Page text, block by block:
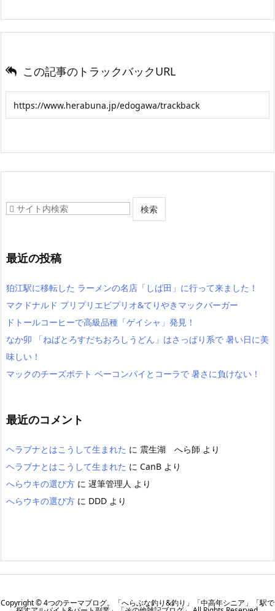
この記事のトラックバックURL
最近の投稿
狛江駅に移転した ラーメンの名店「しば田」に行って来ました！
マクドナルド プリプリエビプリオ&てりやきマックバーガー
ドトールコーヒーで高級品種「ゲイシャ」発見！
なか卯 「ねばとろすだちおろしうどん」はさっぱり系で 暑い日に美
味しい！
マックのチーズポテト ベーコンパイとコーラで 暑さに負けない！
最近のコメント
ヘラブナとはこうして生まれた に 震生湖 へら師 より
ヘラブナとはこうして生まれた に CanB より
へらウキの選び方 に 遅筆管理人 より
へらウキの選び方 に DDD より
Copyright ©4つのテーマブログ。「へらぶな釣り&釣り」「中高年シニア」「駅で